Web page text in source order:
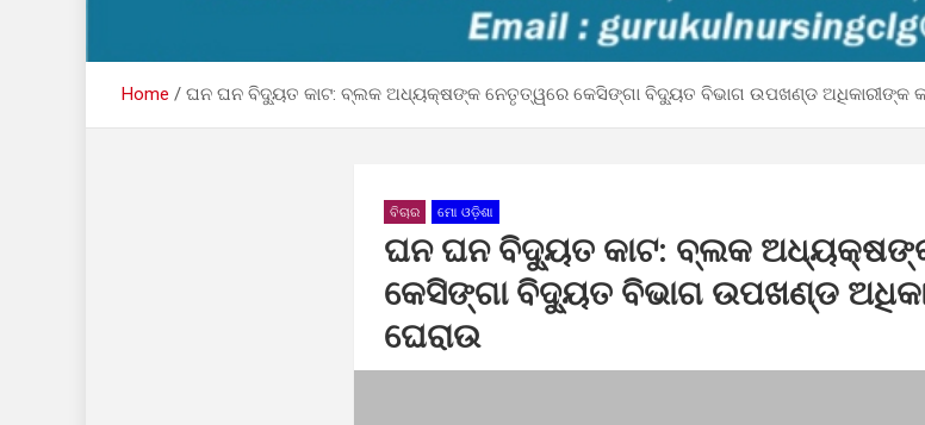
Home ଘନ ଘନ ବିଦ୍ୟୁତ କାଟ: ବ୍ଲକ ଅଧ୍ୟକ୍ଷଙ୍କ ନେତୃତ୍ୱରେ କେସିଙ୍ଗା ବିଦ୍ୟୁତ ବିଭାଗ ଉପଖଣ୍ଡ ଅଧିକାରୀଙ୍କ
ବିଚାର ମୋ ଓଡ଼ିଶା
ଘନ ଘନ ବିଦ୍ୟୁତ କାଟ: ବ୍ଲକ
କେସିଙ୍ଗା ବିଦ୍ୟୁତ ବିଭାଗ ଉପଖଣ୍ଡ
ଘେରାଉ